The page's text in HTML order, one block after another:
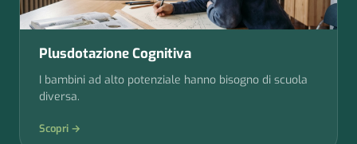
Plusdotazione Cognitiva
I bambini ad alto potenziale hanno bisogno di scuola
diversa.
Scopri →